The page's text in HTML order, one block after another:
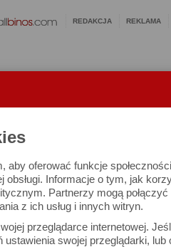
oferować funkcje
obsługi. Informacje o tym, jak
Partnerzy mogą
z ich usług i innych witryn.
przeglądarce internetowej.
swojej przeglądarki, lub
REDAKCJA REKLAMA
Komentarze: 152